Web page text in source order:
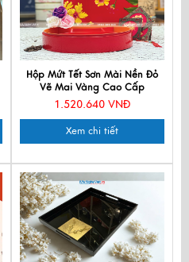
Hộp Mứt Tết Sơn Mài Nền Đỏ
Vẽ Mai Vàng Cao Cấp
MNVHM01
1.520.640 VNĐ
Xem chi tiết